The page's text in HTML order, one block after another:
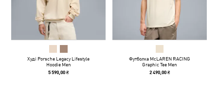
Худі Porsche Legacy Lifestyle
Hoodie Men
5 590,00 ₴
Футболка McLAREN RACING
Graphic Tee Men
2 490,00 ₴